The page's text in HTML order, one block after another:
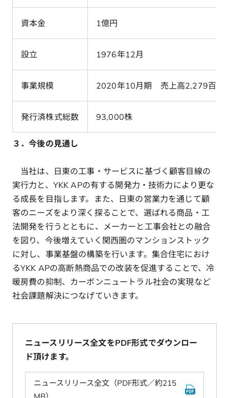
資本金 1億円
設立 1976年12月
事業規模 2020年10月期 売上高2,279百万
発行済株式総数 93,000株
３．今後の見通し
当社は、日東の工事・サービスに基づく顧客目線の
実行力と、YKK APの有する開発力・技術力により更な
る成長を目指します。また、日東の営業力を通じて顧
客のニーズをより深く探ることで、選ばれる商品・工
法開発を行うとともに、メーカーと工事会社との融合
を図り、今後増えていく関西圏のマンションストック
に対し、事業基盤の構築を行います。集合住宅におけ
るYKK APの高断熱商品での改装を促進することで、冷
暖房費の抑制、カーボンニュートラル社会の実現など
社会課題解決につなげていきます。
ニュースリリース全文をPDF形式でダウンロー
ド頂けます。
ニュースリリース全文（PDF形式／約215